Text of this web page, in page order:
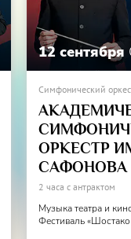
12 сентября
Симфонический
ОРКЕСТР
САФОНОВА
2 часа с антрактом
Музыка театра и
Фестиваль